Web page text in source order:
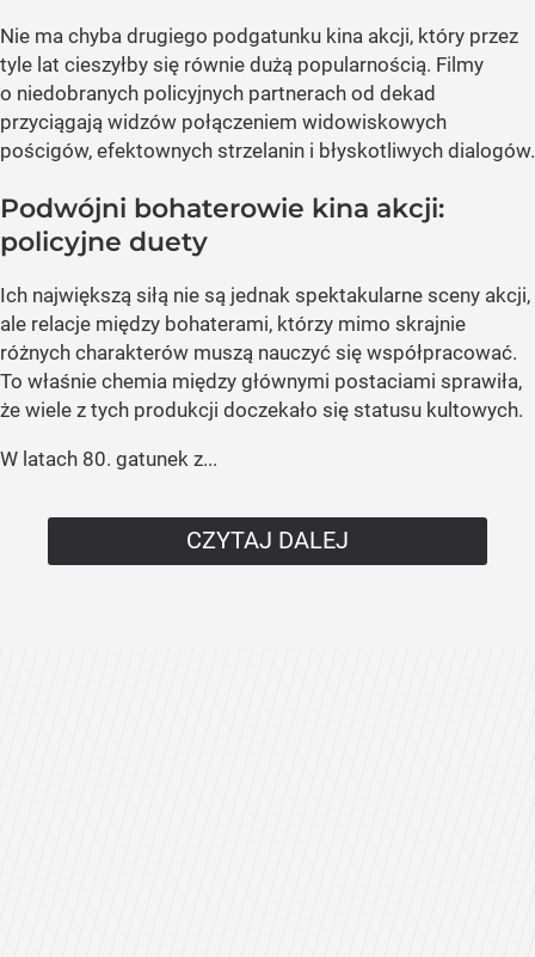
Nie ma chyba drugiego podgatunku kina akcji, który przez
tyle lat cieszyłby się równie dużą popularnością. Filmy
o niedobranych policyjnych partnerach od dekad
przyciągają widzów połączeniem widowiskowych
pościgów, efektownych strzelanin i błyskotliwych dialogów.
Podwójni bohaterowie kina akcji:
policyjne duety
Ich największą siłą nie są jednak spektakularne sceny akcji,
ale relacje między bohaterami, którzy mimo skrajnie
różnych charakterów muszą nauczyć się współpracować.
To właśnie chemia między głównymi postaciami sprawiła,
że wiele z tych produkcji doczekało się statusu kultowych.
W latach 80. gatunek z...
CZYTAJ DALEJ